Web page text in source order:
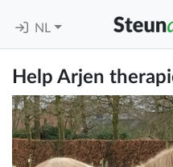
NL
Help Arjen